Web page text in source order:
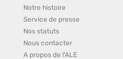
Notre histoire
Service de presse
Nos statuts
Nous contacter
A propos de l'ALE